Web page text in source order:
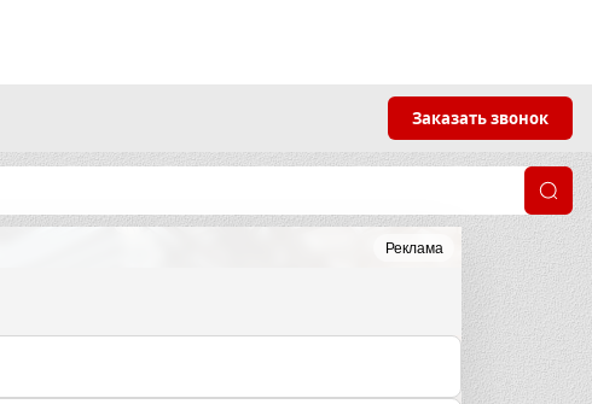
Заказать звонок
Реклама